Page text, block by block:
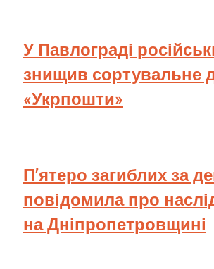
У Павлограді
знищив сортувальне
«Укрпошти»
П’ятеро загиблих за
повідомила про
на Дніпропетровщині